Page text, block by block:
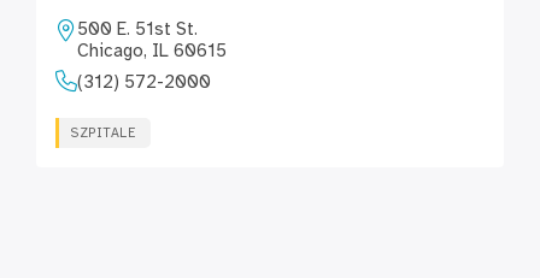
500 E. 51st St.
Chicago, IL 60615
(312) 572-2000
SZPITALE